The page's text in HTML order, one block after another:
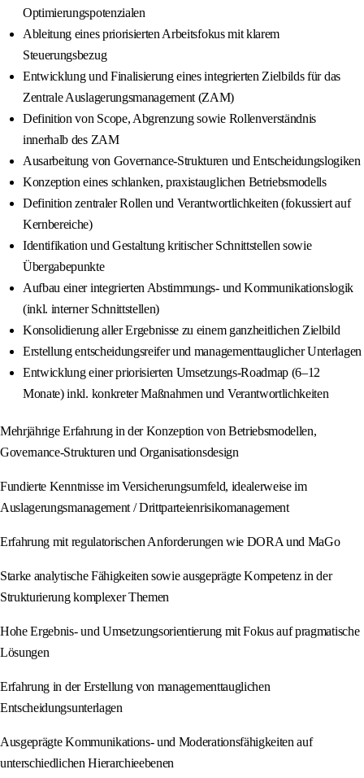
Optimierungspotenzialen
Ableitung eines priorisierten Arbeitsfokus mit klarem
Steuerungsbezug
Entwicklung und Finalisierung eines integrierten Zielbilds für das
Zentrale Auslagerungsmanagement (ZAM)
Definition von Scope, Abgrenzung sowie Rollenverständnis
innerhalb des ZAM
Ausarbeitung von Governance-Strukturen und Entscheidungslogiken
Konzeption eines schlanken, praxistauglichen Betriebsmodells
Definition zentraler Rollen und Verantwortlichkeiten (fokussiert auf
Kernbereiche)
Identifikation und Gestaltung kritischer Schnittstellen sowie
Übergabepunkte
Aufbau einer integrierten Abstimmungs- und Kommunikationslogik
(inkl. interner Schnittstellen)
Konsolidierung aller Ergebnisse zu einem ganzheitlichen Zielbild
Erstellung entscheidungsreifer und managementtauglicher Unterlagen
Entwicklung einer priorisierten Umsetzungs-Roadmap (6–12
Monate) inkl. konkreter Maßnahmen und Verantwortlichkeiten
Mehrjährige Erfahrung in der Konzeption von Betriebsmodellen,
Governance-Strukturen und Organisationsdesign
Fundierte Kenntnisse im Versicherungsumfeld, idealerweise im
Auslagerungsmanagement / Drittparteienrisikomanagement
Erfahrung mit regulatorischen Anforderungen wie DORA und MaGo
Starke analytische Fähigkeiten sowie ausgeprägte Kompetenz in der
Strukturierung komplexer Themen
Hohe Ergebnis- und Umsetzungsorientierung mit Fokus auf pragmatische
Lösungen
Erfahrung in der Erstellung von managementtauglichen
Entscheidungsunterlagen
Ausgeprägte Kommunikations- und Moderationsfähigkeiten auf
unterschiedlichen Hierarchieebenen